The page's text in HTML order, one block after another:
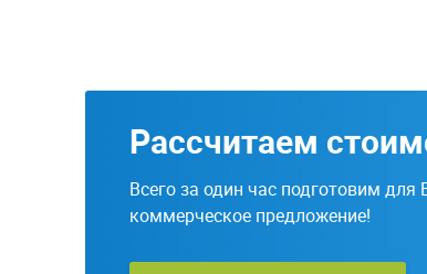
Рассчитаем
Всего за один час подготовим для
коммерческое предложение!